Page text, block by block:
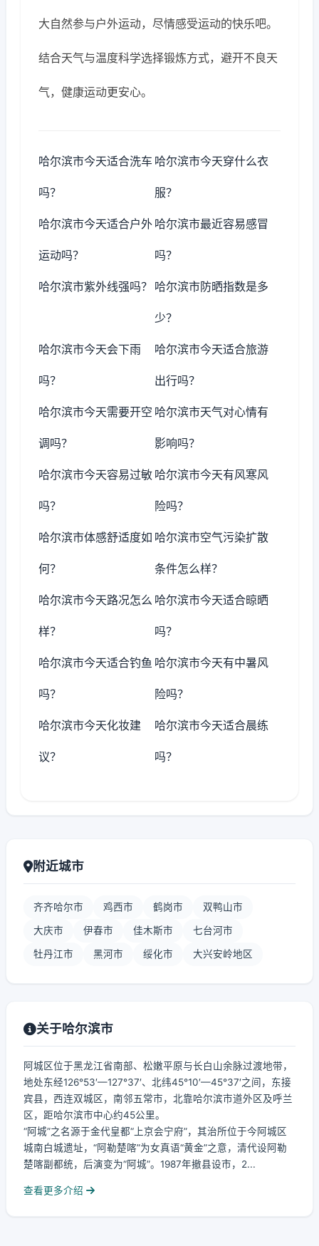
大自然参与户外运动，尽情感受运动的快乐吧。
结合天气与温度科学选择锻炼方式，避开不良天
气，健康运动更安心。
哈尔滨市今天适合洗车
吗？
哈尔滨市今天穿什么衣
服？
哈尔滨市今天适合户外
运动吗？
哈尔滨市最近容易感冒
吗？
哈尔滨市紫外线强吗？ 哈尔滨市防晒指数是多
少？
哈尔滨市今天会下雨
吗？
哈尔滨市今天适合旅游
出行吗？
哈尔滨市今天需要开空
调吗？
哈尔滨市天气对心情有
影响吗？
哈尔滨市今天容易过敏
吗？
哈尔滨市今天有风寒风
险吗？
哈尔滨市体感舒适度如
何？
哈尔滨市空气污染扩散
条件怎么样？
哈尔滨市今天路况怎么
样？
哈尔滨市今天适合晾晒
吗？
哈尔滨市今天适合钓鱼
吗？
哈尔滨市今天有中暑风
险吗？
哈尔滨市今天化妆建
议？
哈尔滨市今天适合晨练
吗？
附近城市
齐齐哈尔市 鸡西市 鹤岗市 双鸭山市
大庆市 伊春市 佳木斯市 七台河市
牡丹江市 黑河市 绥化市 大兴安岭地区
关于哈尔滨市
阿城区位于黑龙江省南部、松嫩平原与长白山余脉过渡地带，
地处东经126°53′—127°37′、北纬45°10′—45°37′之间，东接
宾县，西连双城区，南邻五常市，北靠哈尔滨市道外区及呼兰
区，距哈尔滨市中心约45公里。
“阿城”之名源于金代皇都“上京会宁府”，其治所位于今阿城区
城南白城遗址，“阿勒楚喀”为女真语“黄金”之意，清代设阿勒
楚喀副都统，后演变为“阿城”。1987年撤县设市，2...
查看更多介绍